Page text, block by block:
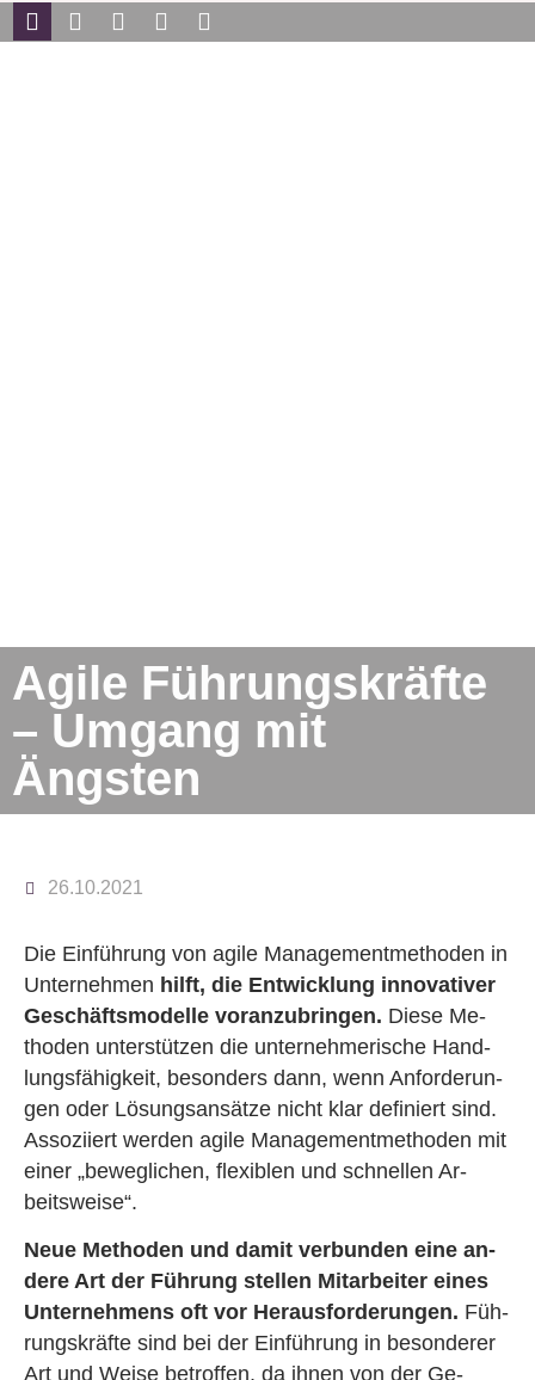
Agile Führungskräfte
– Umgang mit
Ängsten
26.10.2021
Die Ein­füh­rung von agile Ma­nage­ment­me­tho­den in
Un­ter­neh­men hilft, die Ent­wick­lung in­no­va­ti­ver
Ge­schäfts­mo­del­le vor­an­zu­brin­gen. Diese Me­
tho­den un­ter­stüt­zen die un­ter­neh­me­ri­sche Hand­
lungs­fä­hig­keit, be­son­ders dann, wenn An­for­de­run­
gen oder Lö­sungs­an­sät­ze nicht klar de­fi­niert sind.
As­so­zi­iert wer­den agile Ma­nage­ment­me­tho­den mit
einer „be­weg­li­chen, fle­xi­blen und schnel­len Ar­
beits­wei­se“.
Neue Me­tho­den und damit ver­bun­den eine an­
de­re Art der Füh­rung stel­len Mit­ar­bei­ter eines
Un­ter­neh­mens oft vor Her­aus­for­de­run­gen. Füh­
rungs­kräf­te sind bei der Ein­füh­rung in be­son­de­rer
Art und Weise be­trof­fen, da ihnen von der Ge­